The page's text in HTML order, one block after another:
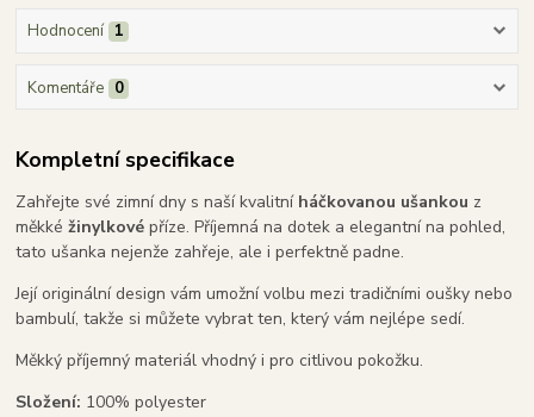
Hodnocení 1
Komentáře 0
Kompletní specifikace
Zahřejte své zimní dny s naší kvalitní háčkovanou ušankou z
měkké žinylkové příze. Příjemná na dotek a elegantní na pohled,
tato ušanka nejenže zahřeje, ale i perfektně padne.
Její originální design vám umožní volbu mezi tradičními oušky nebo
bambulí, takže si můžete vybrat ten, který vám nejlépe sedí.
Měkký příjemný materiál vhodný i pro citlivou pokožku.
Složení: 100% polyester